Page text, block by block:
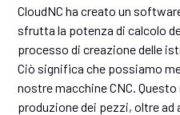
CloudNC ha creato un
sfrutta la potenza di calcolo
processo di creazione delle
Ciò significa che possiamo
nostre macchine CNC.
produzione dei pezzi, oltre